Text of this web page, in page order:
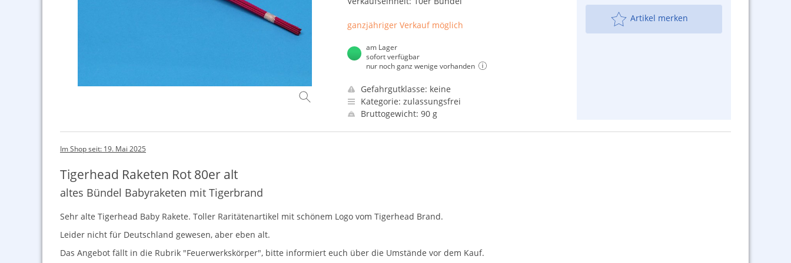
ganzjähriger Verkauf möglich
am Lager
sofort verfügbar
nur noch ganz wenige vorhanden
Gefahrgutklasse: keine
Kategorie: zulassungsfrei
Bruttogewicht: 90 g
Artikel merken
Im Shop seit: 19. Mai 2025
Tigerhead Raketen Rot 80er alt
altes Bündel Babyraketen mit Tigerbrand
Sehr alte Tigerhead Baby Rakete. Toller Raritätenartikel mit schönem Logo vom Tigerhead Brand.
Leider nicht für Deutschland gewesen, aber eben alt.
Das Angebot fällt in die Rubrik "Feuerwerkskörper", bitte informiert euch über die Umstände vor dem Kauf.